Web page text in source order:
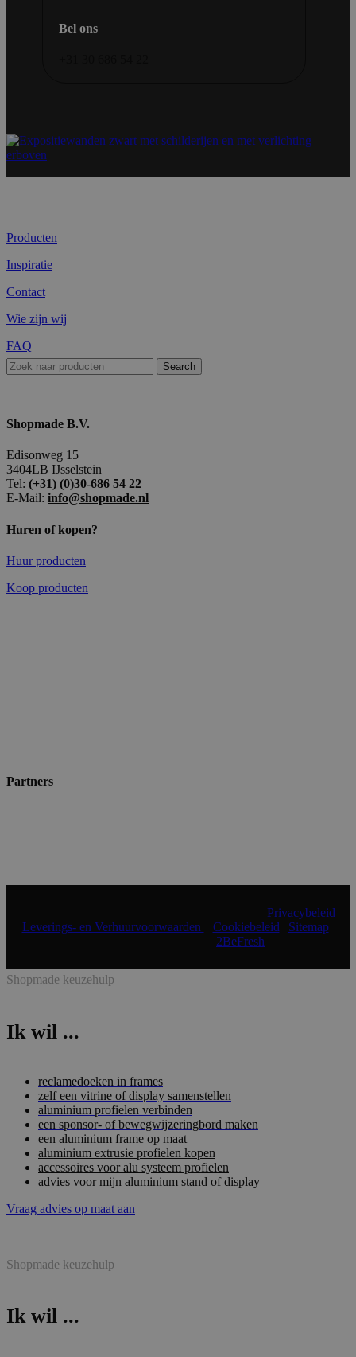
Bel ons
Producten
Inspiratie
Contact
Wie zijn wij
FAQ
Search
Shopmade B.V.
Edisonweg 15
3404LB IJsselstein
Tel: (+31) (0)30-686 54 22
E-Mail: info@shopmade.nl
Huren of kopen?
Huur producten
Koop producten
Partners
Privacybeleid
Leverings- en Verhuurvoorwaarden
Cookiebeleid| Sitemap|
2BeFresh
Shopmade keuzehulp
Ik wil ...
reclamedoeken in frames
zelf een vitrine of display samenstellen
aluminium profielen verbinden
een sponsor- of bewegwijzeringbord maken
een aluminium frame op maat
aluminium extrusie profielen kopen
accessoires voor alu systeem profielen
advies voor mijn aluminium stand of display
Vraag advies op maat aan
Shopmade keuzehulp
Ik wil ...